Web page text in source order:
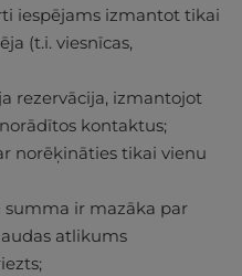
iespējams izmantot tikai
(t.i. viesnīcas,
rezervācija, izmantojot
kontaktus;
norēķināties tikai vienu
ir mazāka par
atlikums